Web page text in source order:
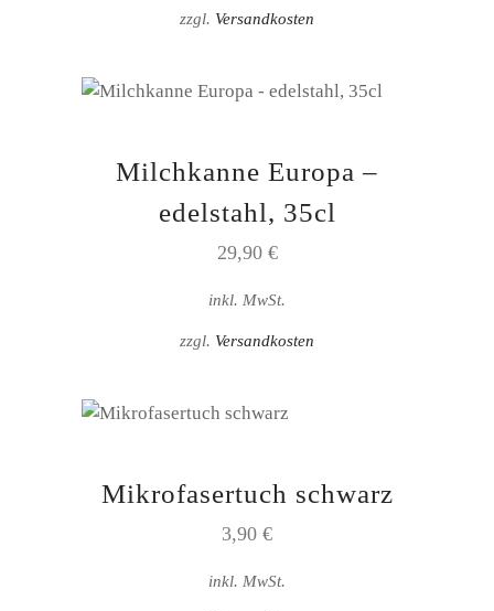
zzgl. Versandkosten
Milchkanne Europa –
edelstahl, 35cl
29,90 €
inkl. MwSt.
zzgl. Versandkosten
Mikrofasertuch schwarz
3,90 €
inkl. MwSt.